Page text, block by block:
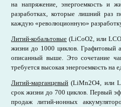
на напряжение, энергоемкость и
разработках, которые лишний раз
каждую «революционную»
Литий-кобальтовые (LiCoO2, или
жизни до 1000 циклов. Графитовый
описанный выше. Это сочетание
требуется высокая энергоемкость на
Литий-марганцевый (LiMn2O4, или
срок жизни до 700 циклов. Первый
продаж литий-ионных